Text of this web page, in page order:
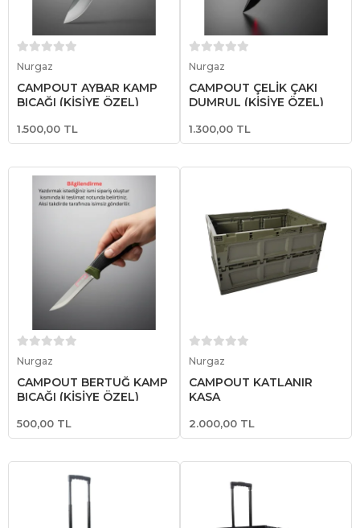
Nurgaz
CAMPOUT AYBAR KAMP
BIÇAĞI (KİŞİYE ÖZEL)
1.500,00 TL
Nurgaz
CAMPOUT ÇELİK ÇAKI
DUMRUL (KİŞİYE ÖZEL)
1.300,00 TL
Nurgaz
CAMPOUT BERTUĞ KAMP
BIÇAĞI (KİŞİYE ÖZEL)
500,00 TL
Nurgaz
CAMPOUT KATLANIR
KASA
2.000,00 TL